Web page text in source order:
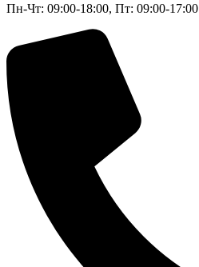
Пн-Чт: 09:00-18:00, Пт: 09:00-17:00